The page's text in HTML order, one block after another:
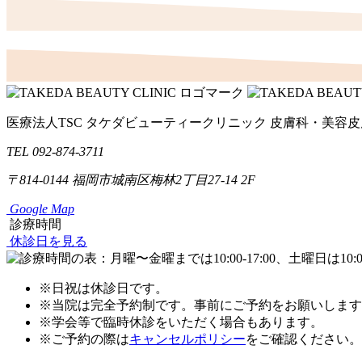
医療法人TSC タケダビューティークリニック 皮膚科・美容
TEL 092-874-3711
〒814-0144 福岡市城南区梅林2丁目27-14 2F
Google Map
診療時間
休診日を見る
※日祝は休診日です。
※当院は完全予約制です。事前にご予約をお願いしま
※学会等で臨時休診をいただく場合もあります。
※ご予約の際はキャンセルポリシーをご確認ください。